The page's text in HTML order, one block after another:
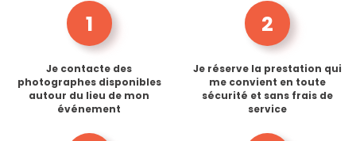
1
Je contacte des
photographes disponibles
autour du lieu de mon
événement
2
Je réserve la prestation qui
me convient en toute
sécurité et sans frais de
service